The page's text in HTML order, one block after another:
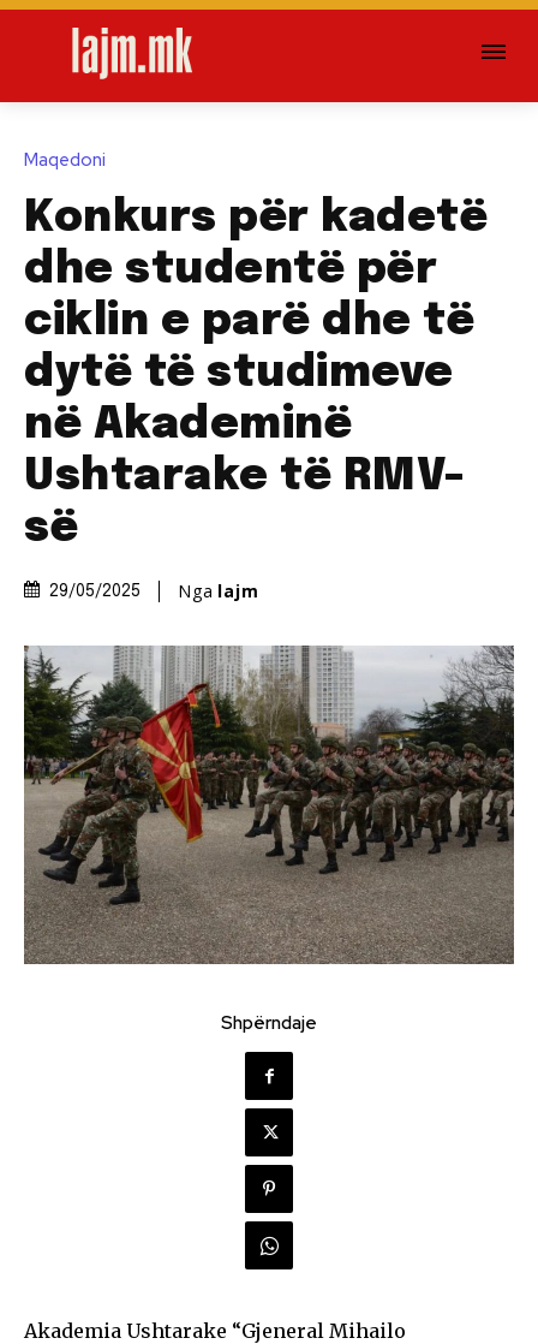
Maqedoni
Konkurs për kadetë
dhe studentë për
ciklin e parë dhe të
dytë të studimeve
në Akademinë
Ushtarake të RMV-
së
29/05/2025 Nga lajm
Shpërndaje
Akademia Ushtarake “Gjeneral Mihailo